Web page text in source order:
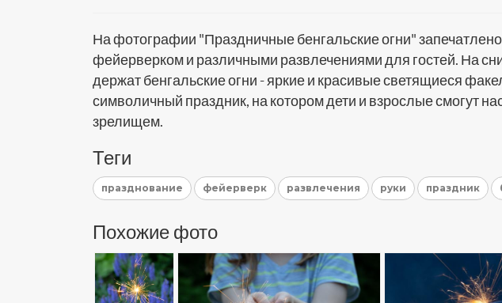
На фотографии "Праздничные бенгальские огни"
фейерверком и различными развлечениями для гостей. На
держат бенгальские огни - яркие и красивые светящиеся
символичный праздник, на котором дети и взрослые смогут
зрелищем.
Теги
празднование фейерверк развлечения руки праздник
Похожие фото